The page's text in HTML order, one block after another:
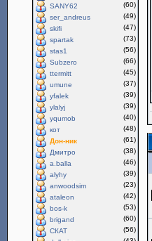
SANY62
(60)
ser_andreus
(49)
skifi
(47)
spartak
(73)
stas1
(56)
Subzero
(66)
ttermitt
(45)
umune
(37)
yfalek
(39)
ylalyj
(39)
yqumob
(40)
кот
(48)
Дон-ник
(61)
Дмитро
(38)
a.balla
(46)
alyhy
(39)
anwoodsim
(23)
ataleon
(42)
bos-k
(53)
brigand
(60)
СКАТ
(56)